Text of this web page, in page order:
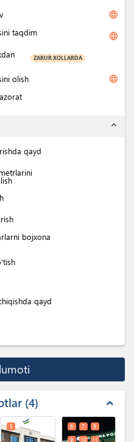
language
taqdim language
ZARUR XOLLARDA
olish language
expand_less
qayd
bojxona
qayd
4 expand_less
5 6 7
8
9
10
11